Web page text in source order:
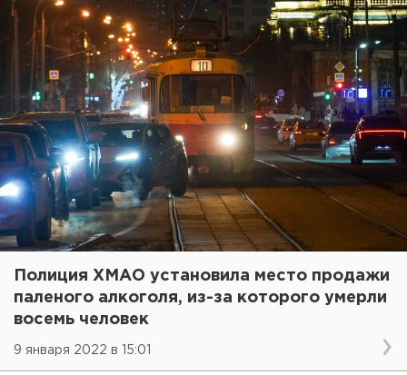
Полиция ХМАО установила место продажи
паленого алкоголя, из-за которого умерли
восемь человек
9 января 2022 в 15:01